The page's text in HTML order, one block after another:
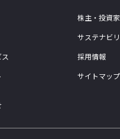
株主・投資
サステナビ
採用情報
サイトマップ